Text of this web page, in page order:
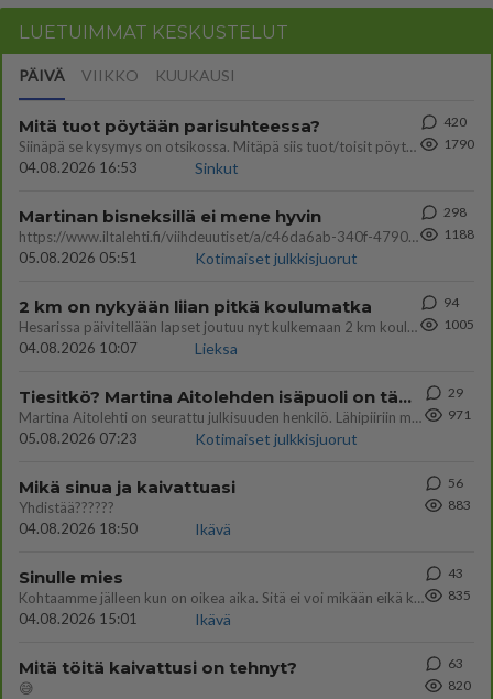
LUETUIMMAT KESKUSTELUT
PÄIVÄ VIIKKO KUUKAUSI
Mitä tuot pöytään parisuhteessa?
Siinäpä se kysymys on otsikossa. Mitäpä siis tuot/toisit pöytään parisuhteessa? Oletko mies vai nainen? Koetko sen mitä
04.08.2026 16:53
Sinkut
420
1790
Martinan bisneksillä ei mene hyvin
https://www.iltalehti.fi/viihdeuutiset/a/c46da6ab-340f-4790-aaa7-0865eed2336 Yrityksen konkurssihakemus on tullut kärä
05.08.2026 05:51
Kotimaiset julkkisjuorut
298
1188
2 km on nykyään liian pitkä koulumatka
Hesarissa päivitellään lapset joutuu nyt kulkemaan 2 km kouluun jösses. Ruostefillarilla tuo matka menee vaikka miten äk
04.08.2026 10:07
Lieksa
94
1005
Tiesitkö? Martina Aitolehden isäpuoli on tämä suosittu laulaja
Martina Aitolehti on seurattu julkisuuden henkilö. Lähipiiriin mahtuu muitakin tunnettuja henkilöitä. Tiesitkö, että Ma
05.08.2026 07:23
Kotimaiset julkkisjuorut
29
971
Mikä sinua ja kaivattuasi
Yhdistää??????
04.08.2026 18:50
Ikävä
56
883
Sinulle mies
Kohtaamme jälleen kun on oikea aika. Sitä ei voi mikään eikä kukaan estää <3 <3
04.08.2026 15:01
Ikävä
43
835
Mitä töitä kaivattusi on tehnyt?
😅
63
820